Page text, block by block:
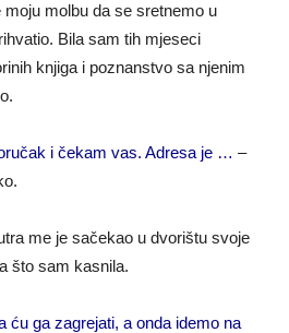
molbu da se sretnemo u
Bila sam tih mjeseci
knjiga i poznanstvo sa njenim
i čekam vas. Adresa je … –
me je sačekao u dvorištu svoje
što sam kasnila.
ću ga zagrejati, a onda idemo na